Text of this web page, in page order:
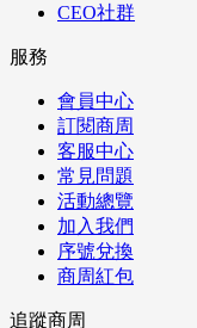
CEO社群
服務
會員中心
訂閱商周
客服中心
常見問題
活動總覽
加入我們
序號兌換
商周紅包
追蹤商周